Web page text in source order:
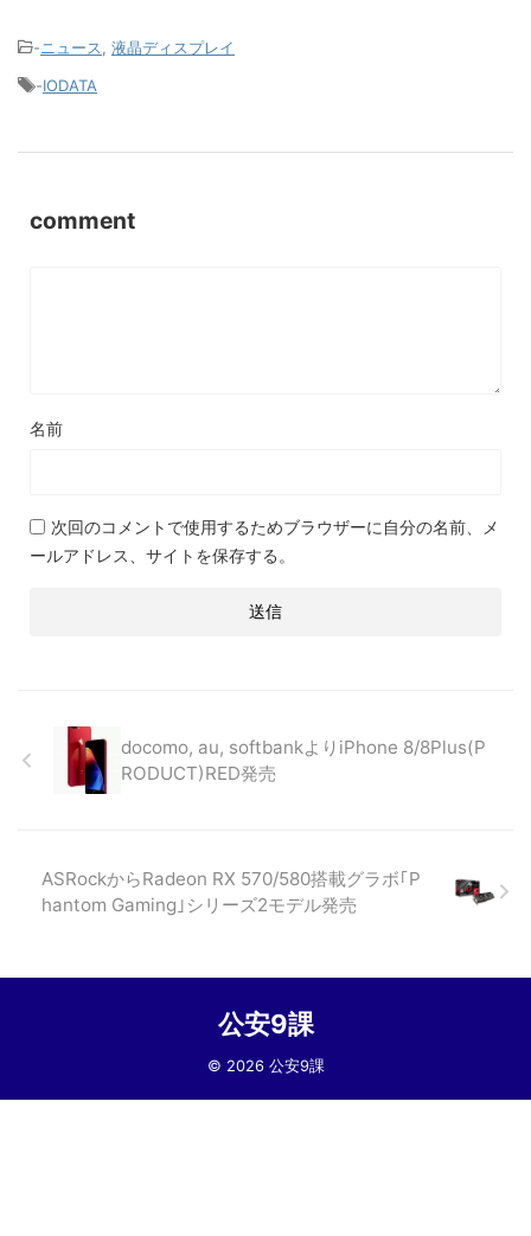
-ニュース
液晶ディスプレイ
-IODATA
comment
名前
次回のコメントで使用するためブラウザーに自分の名前、メ
ールアドレス、サイトを保存する。
docomo, au, softbankよりiPhone 8/8Plus(P
RODUCT)RED発売
ASRockからRadeon RX 570/580搭載グラボ｢P
hantom Gaming｣シリーズ2モデル発売
公安9課
© 2026 公安9課